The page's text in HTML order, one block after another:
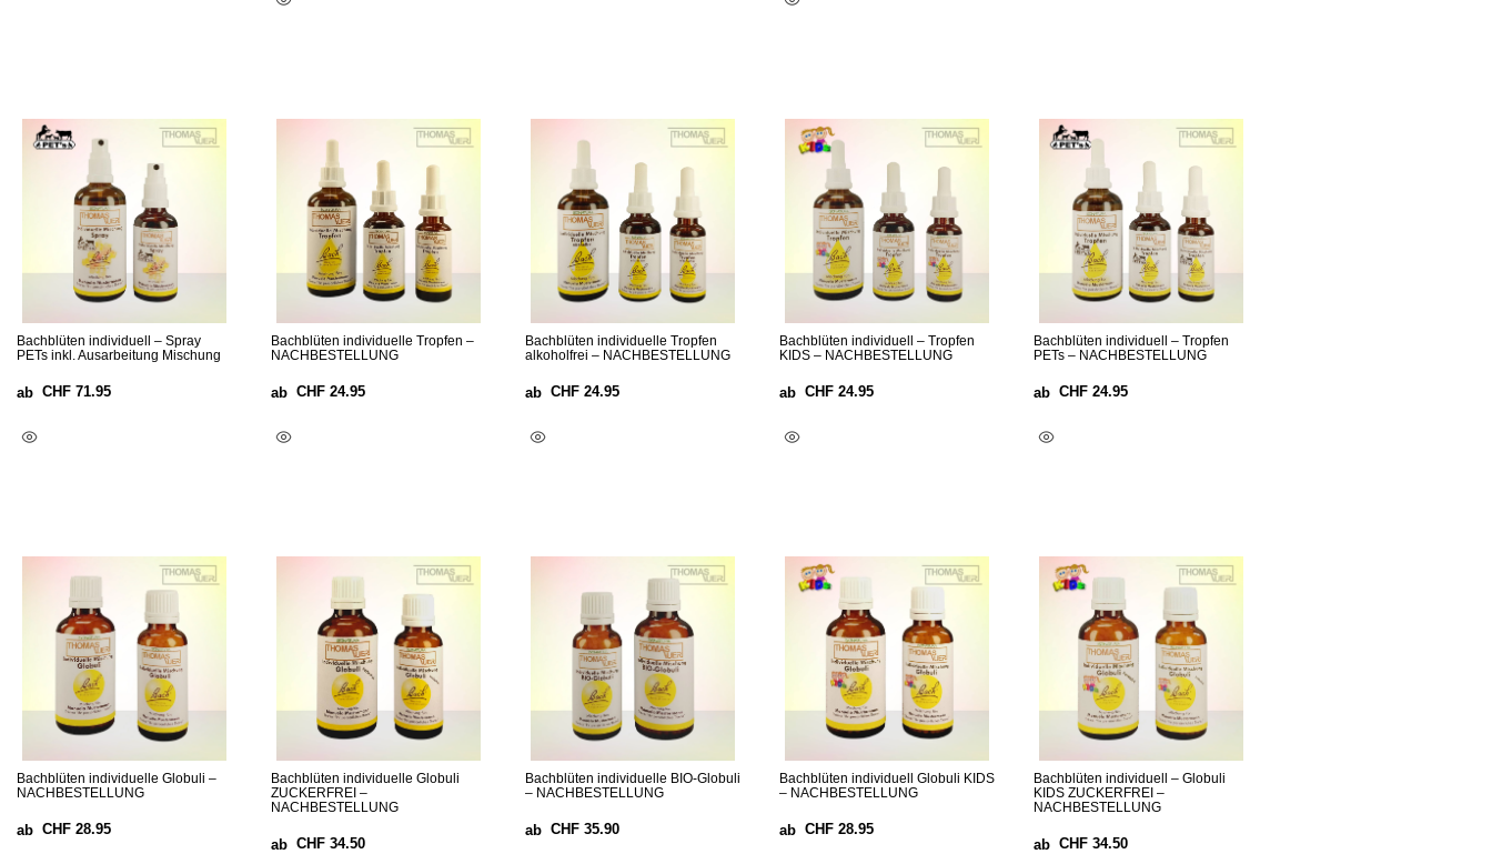
Bachblüten individuell – Spray
PETs inkl. Ausarbeitung Mischung
ab CHF 71.95
Bachblüten individuelle Tropfen –
NACHBESTELLUNG
ab CHF 24.95
Bachblüten individuelle Tropfen
alkoholfrei – NACHBESTELLUNG
ab CHF 24.95
Bachblüten individuell – Tropfen
KIDS – NACHBESTELLUNG
ab CHF 24.95
Bachblüten individuell – Tropfen
PETs – NACHBESTELLUNG
ab CHF 24.95
Bachblüten individuelle Globuli –
NACHBESTELLUNG
ab CHF 28.95
Bachblüten individuelle Globuli
ZUCKERFREI –
NACHBESTELLUNG
ab CHF 34.50
Bachblüten individuelle BIO-Globuli
– NACHBESTELLUNG
ab CHF 35.90
Bachblüten individuell Globuli KIDS
– NACHBESTELLUNG
ab CHF 28.95
Bachblüten individuell – Globuli
KIDS ZUCKERFREI –
NACHBESTELLUNG
ab CHF 34.50